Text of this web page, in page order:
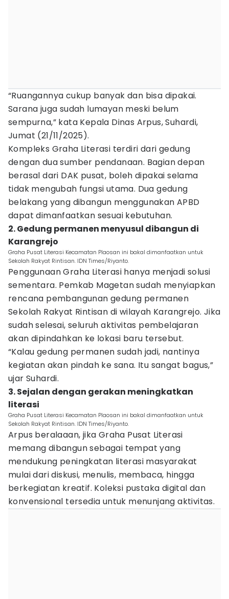
“Ruangannya cukup banyak dan bisa dipakai.
Sarana juga sudah lumayan meski belum
sempurna,” kata Kepala Dinas Arpus, Suhardi,
Jumat (21/11/2025).
Kompleks Graha Literasi terdiri dari gedung
dengan dua sumber pendanaan. Bagian depan
berasal dari DAK pusat, boleh dipakai selama
tidak mengubah fungsi utama. Dua gedung
belakang yang dibangun menggunakan APBD
dapat dimanfaatkan sesuai kebutuhan.
2. Gedung permanen menyusul dibangun di
Karangrejo
Graha Pusat Literasi Kecamatan Plaosan ini bakal dimanfaatkan untuk
Sekolah Rakyat Rintisan. IDN Times/Riyanto.
Penggunaan Graha Literasi hanya menjadi solusi
sementara. Pemkab Magetan sudah menyiapkan
rencana pembangunan gedung permanen
Sekolah Rakyat Rintisan di wilayah Karangrejo. Jika
sudah selesai, seluruh aktivitas pembelajaran
akan dipindahkan ke lokasi baru tersebut.
“Kalau gedung permanen sudah jadi, nantinya
kegiatan akan pindah ke sana. Itu sangat bagus,”
ujar Suhardi.
3. Sejalan dengan gerakan meningkatkan
literasi
Graha Pusat Literasi Kecamatan Plaosan ini bakal dimanfaatkan untuk
Sekolah Rakyat Rintisan. IDN Times/Riyanto.
Arpus beralaaan, jika Graha Pusat Literasi
memang dibangun sebagai tempat yang
mendukung peningkatan literasi masyarakat
mulai dari diskusi, menulis, membaca, hingga
berkegiatan kreatif. Koleksi pustaka digital dan
konvensional tersedia untuk menunjang aktivitas.